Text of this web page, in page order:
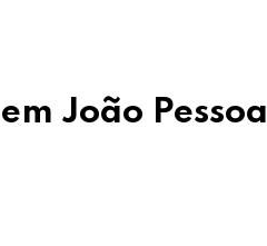
João Pessoa